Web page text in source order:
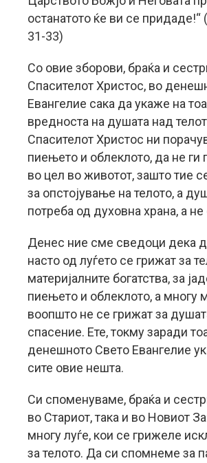
останатото ќе ви се придаде!“
31-33)
Со овие зборови, браќа и
Спасителот Христос, во
Евангелие сака да укаже на
вредноста на душата над
Спасителот Христос ни
пиењето и облеклото, да не ги
во цел во животот, зашто тие
за опстојување на телото, а
потреба од духовна храна, а не
Денес ние сме сведоци дека
насто од луѓето се грижат за
материјалните богатства, за
пиењето и облеклото, а многу
воопшто не се грижат за
спасение. Ете, токму заради
денешното Свето Евангелие
сите овие нешта.
Си споменуваме, браќа и
во Стариот, така и во Новиот
многу луѓе, кои се грижеле
за телото. Да си спомнеме за